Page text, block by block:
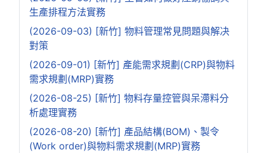
生產排程方法實務
(2026-09-03) [新竹] 物料管理常見問題與解决
對策
(2026-09-01) [新竹] 產能需求規劃(CRP)與物料
需求規劃(MRP)實務
(2026-08-25) [新竹] 物料存量控管與呆滯料分
析處理實務
(2026-08-20) [新竹] 產品結構(BOM)、製令
(Work order)與物料需求規劃(MRP)實務